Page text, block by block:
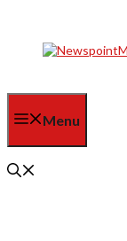
content
Menu